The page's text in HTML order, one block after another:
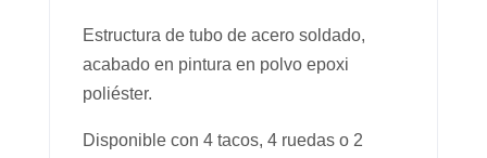
Estructura de tubo de acero soldado,
acabado en pintura en polvo epoxi
poliéster.
Disponible con 4 tacos, 4 ruedas o 2